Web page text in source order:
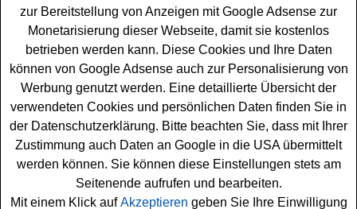
Haus.de Gewinnspiel - Gutscheine,
Erde und Akkuschrauber gewinnen
Ein kostenlosesHaus.de Gewinnspiel für alle Gewinner,
die gern tolle Sachpreise und einen Akkuschrauber
gewinnen möchten. Haus.de verlost bei der
Leserumfrage dreimal einen 18 V Akku-
Schlagbohrschrauber von Ryobi - und mit etwas Glück
können Sie einen dieserAkkuschrauber gewinnen
Weiterhin warten zehnmal ein Sack Floragard Aktiv
zur Bereitstellung von Anzeigen mit Google Adsense zur
Monetarisierung dieser Webseite, damit sie kostenlos
betrieben werden kann. Diese Cookies und Ihre Daten
können von Google Adsense auch zur Personalisierung von
Werbung genutzt werden. Eine detaillierte Übersicht der
verwendeten Cookies und persönlichen Daten finden Sie in
der Datenschutzerklärung. Bitte beachten Sie, dass mit Ihrer
Zustimmung auch Daten an Google in die USA übermittelt
werden können. Sie können diese Einstellungen stets am
Seitenende aufrufen und bearbeiten.
Mit einem Klick aufAkzeptieren geben Sie Ihre Einwilligung